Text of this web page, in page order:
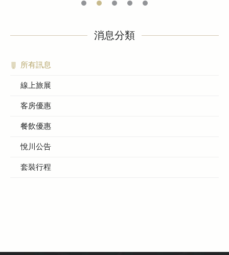
消息分類
所有訊息
線上旅展
客房優惠
餐飲優惠
悅川公告
套裝行程